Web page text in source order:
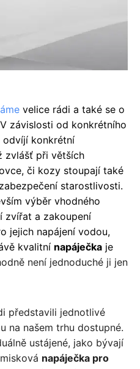
velice rádi a také se o
závislosti od konkrétního
odvíjí konkrétní
zvlášť při větších
či kozy stoupají také
starostlivosti.
výběr vhodného
zvířat a zakoupení
jejich napájení vodou,
kvalitní napáječka je
není jednoduché ji jen
představili jednotlivé
na našem trhu dostupné.
ustájené, jako bývají
napáječka pro